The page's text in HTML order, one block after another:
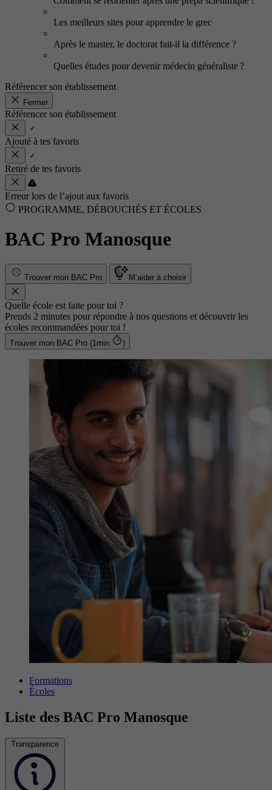
Les meilleurs sites pour apprendre le grec
Après le master, le doctorat fait-il la différence ?
Quelles études pour devenir médecin généraliste ?
Référencer son établissement
Fermer
Référencer son établissement
Ajouté à tes favoris
Retiré de tes favoris
Erreur lors de l’ajout aux favoris
PROGRAMME, DÉBOUCHÉS ET ÉCOLES
BAC Pro Manosque
Trouver mon BAC Pro M’aider à choisir
Quelle école est faite pour toi ?
Prends 2 minutes pour répondre à nos questions et découvrir les
écoles recommandées pour toi !
Trouver mon BAC Pro (1min )
Formations
Écoles
Liste des BAC Pro Manosque
Transparence